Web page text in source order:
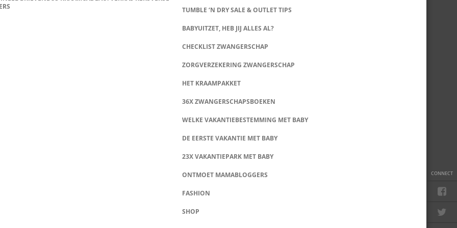
CONNECT
TUMBLE ‘N DRY SALE & OUTLET TIPS
BABYUITZET, HEB JIJ ALLES AL?
CHECKLIST ZWANGERSCHAP
ZORGVERZEKERING ZWANGERSCHAP
HET KRAAMPAKKET
36X ZWANGERSCHAPSBOEKEN
WELKE VAKANTIEBESTEMMING MET BABY
DE EERSTE VAKANTIE MET BABY
23X VAKANTIEPARK MET BABY
ONTMOET MAMABLOGGERS
FASHION
SHOP